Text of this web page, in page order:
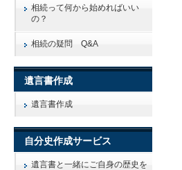
相続って何から始めればいい
の？
相続の疑問 Q&A
遺言書作成
遺言書作成
自分史作成サービス
遺言書と一緒にご自身の歴史を